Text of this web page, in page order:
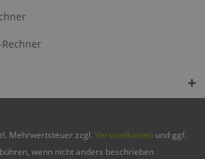
Mehrwertsteuer zzgl. Versandkosten und ggf.
wenn nicht anders beschrieben